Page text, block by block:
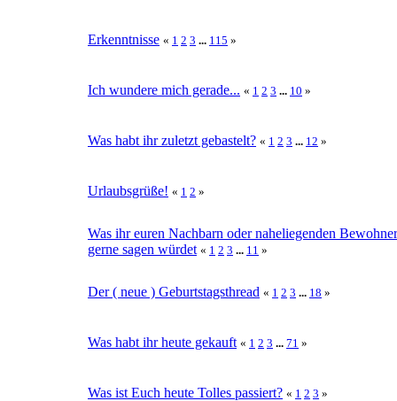
Erkenntnisse « 1 2 3 ... 115 »
Ich wundere mich gerade... « 1 2 3 ... 10 »
Was habt ihr zuletzt gebastelt? « 1 2 3 ... 12 »
Urlaubsgrüße! « 1 2 »
Was ihr euren Nachbarn oder naheliegenden
gerne sagen würdet « 1 2 3 ... 11 »
Der ( neue ) Geburtstagsthread « 1 2 3 ... 18 »
Was habt ihr heute gekauft « 1 2 3 ... 71 »
Was ist Euch heute Tolles passiert? « 1 2 3 »